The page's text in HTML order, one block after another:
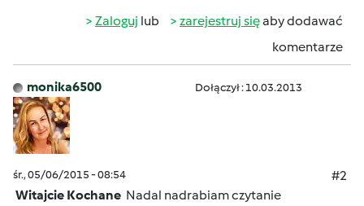
Zaloguj lub zarejestruj sięaby dodawać
komentarze
monika6500 Dołączył : 10.03.2013
śr., 05/06/2015 - 08:54
#2
Witajcie Kochane Nadal nadrabiam czytanie